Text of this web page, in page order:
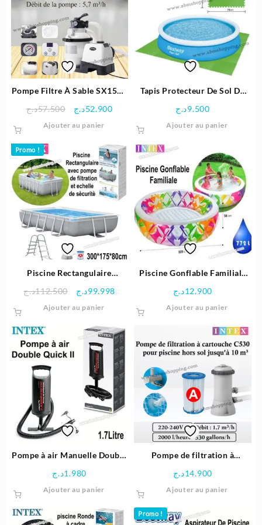
Pompe Filtre À Sable SX1500
– Intex
57.500د.ج
Le
57.500د.ج.
52.900د.ج
Le
est :
52.900د.ج.
Ajouter au panier
Tapis Protecteur De Sol De
9.500د.ج
Ajouter au panier
Promo !
Piscine Rectangulaire
de filtration et échelle de
sécurité – Intex
112.500د.ج
Le
était :
112.500د.ج.
99.998د.ج
actuel
est :
Ajouter au panier
Piscine Gonflable Familiale
12.900د.ج
Ajouter au panier
Pompe à air Manuelle Double
1.980د.ج
Ajouter au panier
Pompe de filtration à
| Intex
14.900د.ج
Ajouter au panier
Promo !